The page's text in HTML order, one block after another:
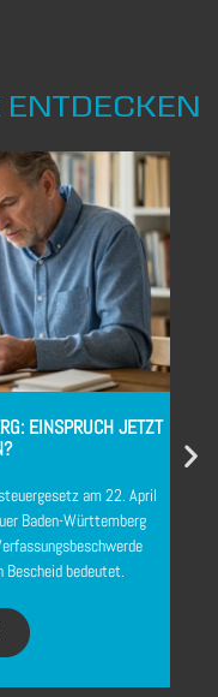
ENTDECKEN
7 % AUF SPEISEN
Rahmen von Restaurant-
der ermäßigte
bleiben beim regulären
ändert.